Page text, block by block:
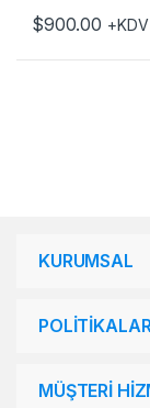
$900.00 +KDV
KURUMSAL
MÜŞTERİ